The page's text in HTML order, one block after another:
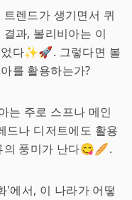
렌드가 생기면서 퀴
과, 볼리비아는 이
다✨🚀. 그렇다면 볼
를 활용하는가?
는 주로 스프나 메인
드나 디저트에도 활용
의 풍미가 난다😋🥖.
'에서, 이 나라가 어떻